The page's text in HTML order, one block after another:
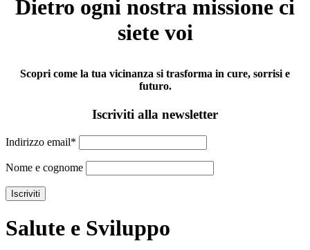
Dietro ogni nostra missione ci
siete voi
Scopri come la tua vicinanza si trasforma in cure, sorrisi e
futuro.
Iscriviti alla newsletter
Indirizzo email*
Nome e cognome
Salute e Sviluppo